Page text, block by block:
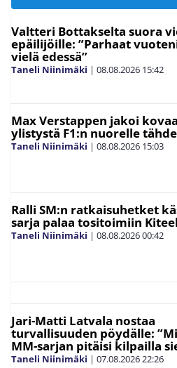
Valtteri Bottakselta suora
epäilijöille: ”Parhaat
vielä edessä”
Taneli Niinimäki | 08.08.2026 15:42
Max Verstappen jakoi kovaa
ylistystä F1:n nuorelle
Taneli Niinimäki | 08.08.2026 15:03
Ralli SM:n ratkaisuhetket
sarja palaa tositoimiin
Taneli Niinimäki | 08.08.202600:42
Jari-Matti Latvala nostaa
turvallisuuden pöydälle:
MM-sarjan pitäisi kilpailla
Taneli Niinimäki | 07.08.202622:26